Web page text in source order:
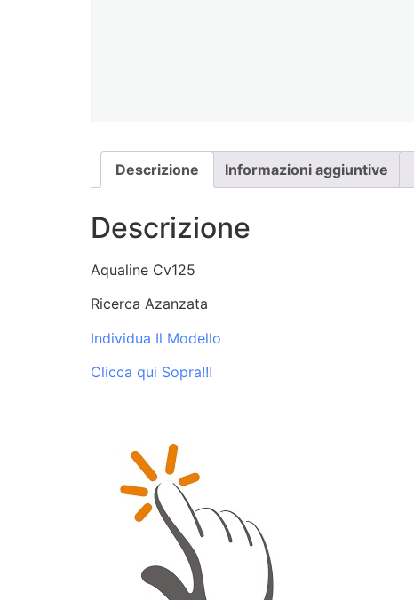
Descrizione Informazioni aggiuntive
Descrizione
Aqualine Cv125
Ricerca Azanzata
Individua Il Modello
Clicca qui Sopra!!!